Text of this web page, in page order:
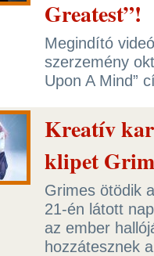
Greatest”!
Megindító
szerzemény
Upon A Mind”
Kreatív
klipet
Grimes ötödik
21-én látott
az ember
hozzátesznek